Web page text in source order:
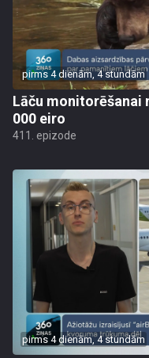
pirms 4 dienām, 4 stundām
Lāču monitorēšanai
000 eiro
411. epizode
pirms 4 dienām, 4 stundām